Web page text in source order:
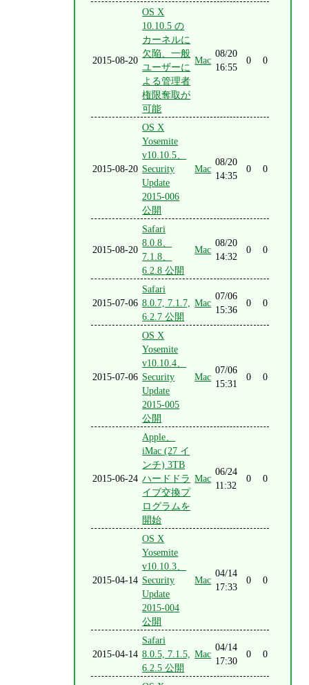
2015-08-20
OS X
10.10.5 の
カーネルに
欠陥、一般
ユーザーに
よる管理者
権限奪取が
可能
Mac
08/20
16:55
0 0
2015-08-20
OS X
Yosemite
v10.10.5、
Security
Update
2015-006
公開
Mac
08/20
14:35
0 0
2015-08-20
Safari
8.0.8、
7.1.8、
6.2.8 公開
Mac
08/20
14:32
0 0
2015-07-06
Safari
8.0.7, 7.1.7,
6.2.7 公開
Mac
07/06
15:36
0 0
2015-07-06
OS X
Yosemite
v10.10.4、
Security
Update
2015-005
公開
Mac
07/06
15:31
0 0
2015-06-24
Apple、
iMac (27 イ
ンチ) 3TB
ハードドラ
イブ交換プ
ログラムを
開始
Mac
06/24
11:32
0 0
2015-04-14
OS X
Yosemite
v10.10.3、
Security
Update
2015-004
公開
Mac
04/14
17:33
0 0
2015-04-14
Safari
8.0.5, 7.1.5,
6.2.5 公開
Mac
04/14
17:30
0 0